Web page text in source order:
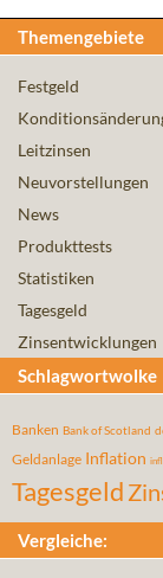
Themengebiete
Festgeld
Leitzinsen
Neuvorstellungen
News
Produkttests
Statistiken
Tagesgeld
Zinsentwicklungen
Schlagwortwolke
Banken Bank of Scotland
Geldanlage Inflation
Tagesgeld
Vergleiche: